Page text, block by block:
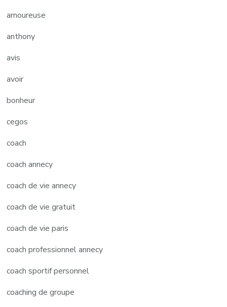
amoureuse
anthony
avis
avoir
bonheur
cegos
coach
coach annecy
coach de vie annecy
coach de vie gratuit
coach de vie paris
coach professionnel annecy
coach sportif personnel
coaching de groupe